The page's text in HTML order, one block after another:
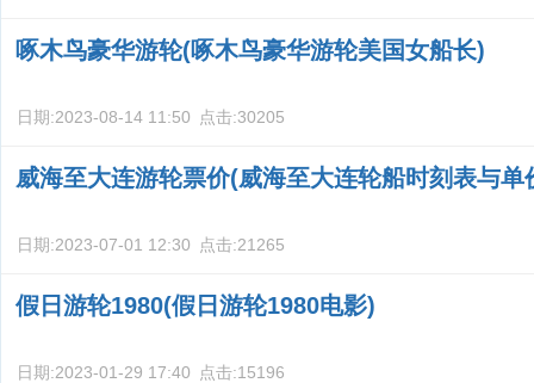
啄木鸟豪华游轮(啄木鸟豪华游轮美国女船长)
日期:2023-08-14 11:50 点击:30205
威海至大连游轮票价(威海至大连轮船时刻表与单
日期:2023-07-01 12:30 点击:21265
假日游轮1980(假日游轮1980电影)
日期:2023-01-29 17:40 点击:15196